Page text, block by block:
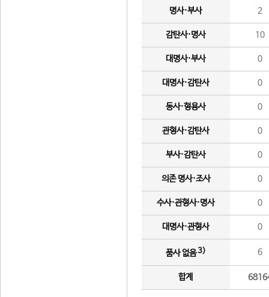
명사·부사 2
감탄사·명사 10
대명사·부사 0
대명사·감탄사 0
동사·형용사 0
관형사·감탄사 0
부사·감탄사 0
의존 명사·조사 0
수사·관형사·명사 0
대명사·관형사 0
품사 없음3) 6
합계